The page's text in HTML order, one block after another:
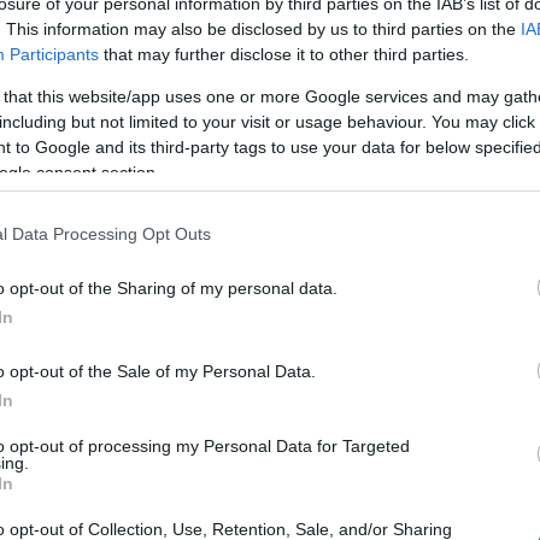
This information may also be disclosed by us to third parties on the
Participants that may further disclose it to other third parties.
that this website/app uses one or more Google services and may
but not limited to your visit or usage behaviour. You may
to Google and its third-party tags to use your data for below
consent section.
Data Processing Opt Outs
opt-out of the Sharing of my personal data.
opt-out of the Sale of my Personal Data.
opt-out of processing my Personal Data for Targeted
opt-out of Collection, Use, Retention, Sale, and/or Sharing
és Szekszárdról, hanem a Közép-boszniai Kanton
a Tolna Megyei Önkormányzat és a Közép-boszniai
A városvezető zárásként elmondta, Bosznia-
az uniós csatlakozásra való
tapasztalata sokat érhet.
között arról szólt, biztosra veszi, hogy a
valósul meg, hanem valódi partnerkapcsolat veszi
területén alakulnak ki kapcsolatok, de ezt
jön majd létre Szekszárd, valamint Jajce, illetve
látta el a testvérvárosi megállapodásról